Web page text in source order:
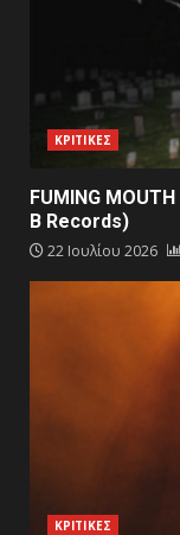
ΚΡΙΤΙΚΕΣ
FUMING
B Records)
22 Ιουλίου 2026
ΚΡΙΤΙΚΕΣ